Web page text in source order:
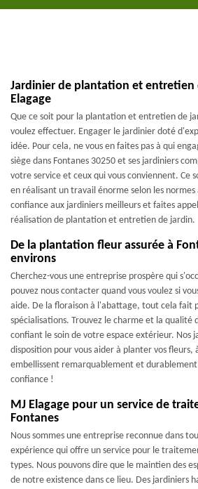
Jardinier de plantation et entretien
Elagage
Que ce soit pour la plantation et entretien de
voulez effectuer. Engager le jardinier doté
idée. Pour cela, ne vous en faites pas à qui
siège dans Fontanes 30250 et ses jardiniers
votre service et ceux qui vous conviennent. Ce
en réalisant un travail énorme selon les
confiance aux jardiniers meilleurs et faites
réalisation de plantation et entretien de jardin.
De la plantation fleur assurée à
environs
Cherchez-vous une entreprise prospère qui
pouvez nous contacter quand vous voulez si
aide. De la floraison à l'abattage, tout cela fait
spécialisations. Trouvez le charme et la qualité
confiant le soin de votre espace extérieur. Nos
disposition pour vous aider à planter vos
embellissent remarquablement et
confiance !
MJ Elagage pour un service de
Fontanes
Nous sommes une entreprise reconnue dans
expérience qui offre un service pour le
types. Nous pouvons dire que le maintien des
de notre existence dans ce lieu. Des jardiniers